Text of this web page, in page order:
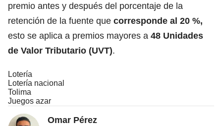
premio antes y después del porcentaje de la
retención de la fuente que corresponde al 20 %,
esto se aplica a premios mayores a 48 Unidades
de Valor Tributario (UVT).
Lotería
Lotería nacional
Tolima
Juegos azar
Omar Pérez